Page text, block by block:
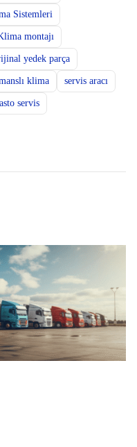
Sistemleri
montajı
yedek parça
klima servis aracı
servis